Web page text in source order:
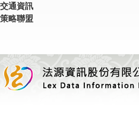
交通資訊
策略聯盟